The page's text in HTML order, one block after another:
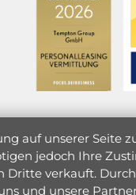
auf unserer Seite
jedoch Ihre
Dritte verkauft.
und unsere